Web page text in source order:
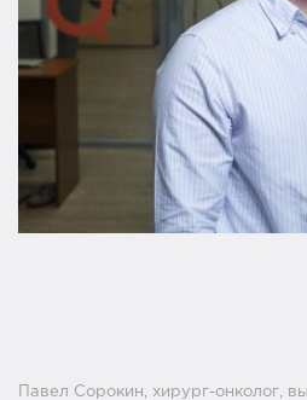
Павел Сорокин, хирург-онколог,